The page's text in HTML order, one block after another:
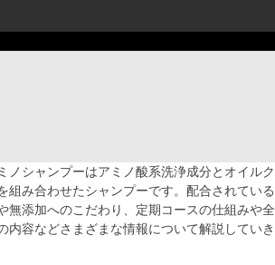
抜
効
ノシャンプーはアミノ酸系洗浄成分とオイルク
組み合わせたシャンプーです。配合されている
無添加へのこだわり、定期コースの仕組みや全
内容などさまざまな情報について解説していき